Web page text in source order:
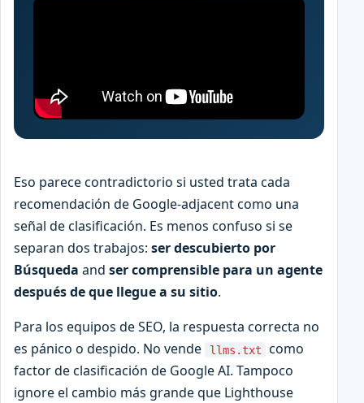
Eso parece contradictorio si usted trata cada
recomendación de Google-adjacent como una
señal de clasificación. Es menos confuso si se
separan dos trabajos: ser descubierto por
Búsqueda and ser comprensible para un agente
después de que llegue a su sitio.
Para los equipos de SEO, la respuesta correcta no
es pánico o despido. No vende
llms.txt
como
factor de clasificación de Google AI. Tampoco
ignore el cambio más grande que Lighthouse